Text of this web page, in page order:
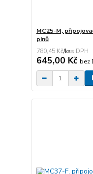
MC25-M,
pinů
780,45 Kč/ks
645,00 Kč bez